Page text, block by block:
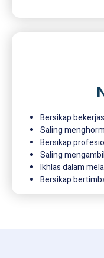
Bersikap
Saling
Bersikap
Saling
Ikhlas dalam
Bersikap